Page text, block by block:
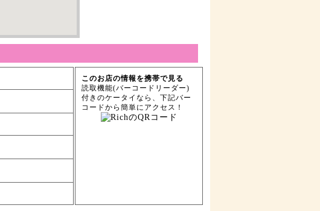
このお店の情報を携帯で見る
読取機能(バーコードリーダー)
付きのケータイなら、下記バー
コードから簡単にアクセス！